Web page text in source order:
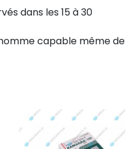
dans les 15 à 30
capable même de